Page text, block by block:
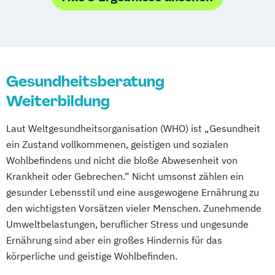
Ernährungsberater für Sportler A-Lizenz
(inkl. Ernährung C-Lizenz und
Ernährungsberater für Sportler)
Ernährungsberater für vegane Ernährung
Ernährungsberater für vegetarische
Ernährung
Ernährungsberater/in A-Lizenz
Ernährungsberater/in B-Lizenz
Ernährungsfachwirt/in
Fachberater für Nahrungsergänzungsmittel
Trier Tübingen Ulm
Villingen-Schwenningen
Gesundheitsberatung
Weiterbildung
Laut Weltgesundheitsorganisation (WHO) ist „Gesundheit
ein Zustand vollkommenen, geistigen und sozialen
Wohlbefindens und nicht die bloße Abwesenheit von
Krankheit oder Gebrechen.“ Nicht umsonst zählen ein
gesunder Lebensstil und eine ausgewogene Ernährung zu
den wichtigsten Vorsätzen vieler Menschen. Zunehmende
Umweltbelastungen, beruflicher Stress und ungesunde
Ernährung sind aber ein großes Hindernis für das
körperliche und geistige Wohlbefinden.